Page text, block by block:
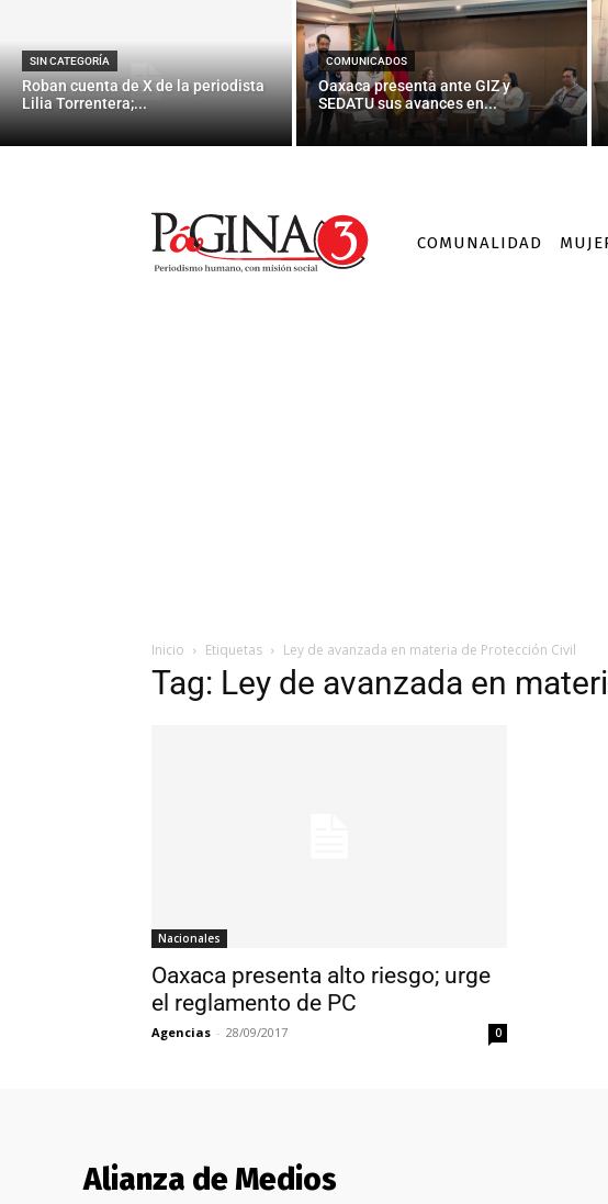
SIN CATEGORÍA
Roban cuenta de X de la periodista
Lilia Torrentera;...
COMUNICADOS
Oaxaca presenta ante GIZ y
SEDATU sus avances en...
COMUNALIDAD
Inicio Etiquetas Ley de avanzada en materia de Protección Civil
Tag: Ley de avanzada en
Nacionales
Oaxaca presenta alto riesgo; urge
el reglamento de PC
Agencias - 28/09/2017 0
Alianza de Medios